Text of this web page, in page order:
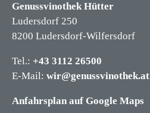
Genussvinothek Hütter
Ludersdorf 250
8200 Ludersdorf-Wilfersdorf
Tel.: +43 3112 26500
E-Mail: wir@genussvinothek.at
Anfahrsplan auf Google Maps